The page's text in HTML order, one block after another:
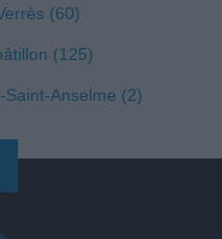
(60)
(125)
Saint-Anselme (2)